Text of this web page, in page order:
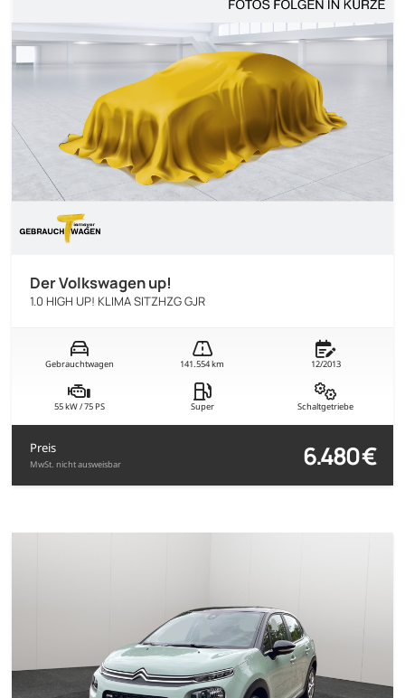
Der Volkswagen up!
1.0 HIGH UP! KLIMA SITZHZG GJR
Gebrauchtwagen 141.554 km 12/2013
55 kW / 75 PS Super Schaltgetriebe
Preis
MwSt. nicht ausweisbar 6.480 €